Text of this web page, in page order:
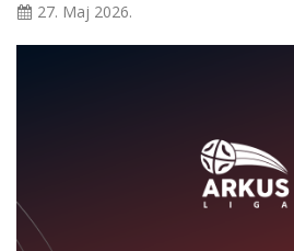
27. Maj 2026.